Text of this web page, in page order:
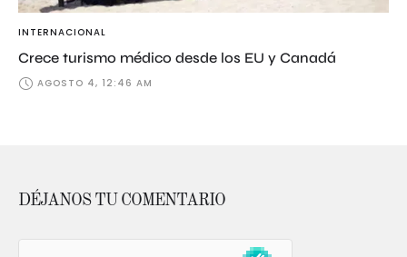
INTERNACIONAL
Crece turismo médico desde los EU y Canadá
AGOSTO 4, 12:46 AM
DÉJANOS TU COMENTARIO